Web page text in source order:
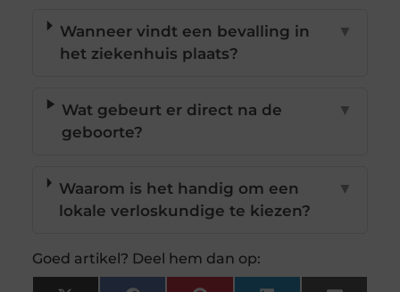
Wanneer vindt een bevalling in
het ziekenhuis plaats?
▼
Wat gebeurt er direct na de
geboorte?
▼
Waarom is het handig om een
lokale verloskundige te kiezen?
▼
Goed artikel? Deel hem dan op: